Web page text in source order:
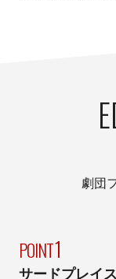
劇団
POINT1
サードプレイ